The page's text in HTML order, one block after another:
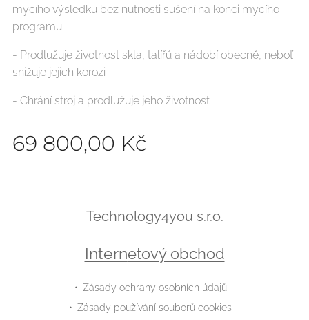
mycího výsledku bez nutnosti sušení na konci mycího
programu.
- Prodlužuje životnost skla, talířů a nádobí obecně, neboť
snižuje jejich korozi
- Chrání stroj a prodlužuje jeho životnost
69 800,00 Kč
Technology4you s.r.o.
Internetový obchod
Zásady ochrany osobních údajů
Zásady používání souborů cookies